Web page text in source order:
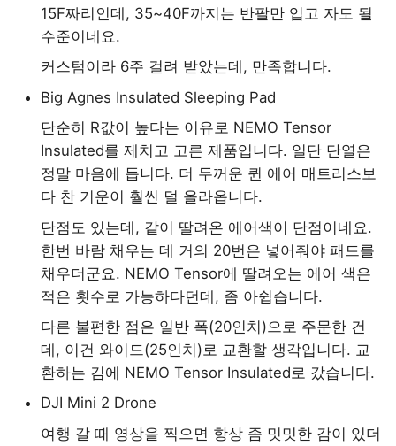
15F짜리인데, 35~40F까지는 반팔만 입고 자도 될
수준이네요.
커스텀이라 6주 걸려 받았는데, 만족합니다.
Big Agnes Insulated Sleeping Pad
단순히 R값이 높다는 이유로 NEMO Tensor
Insulated를 제치고 고른 제품입니다. 일단 단열은
정말 마음에 듭니다. 더 두꺼운 퀸 에어 매트리스보
다 찬 기운이 훨씬 덜 올라옵니다.
단점도 있는데, 같이 딸려온 에어색이 단점이네요.
한번 바람 채우는 데 거의 20번은 넣어줘야 패드를
채우더군요. NEMO Tensor에 딸려오는 에어 색은
적은 횟수로 가능하다던데, 좀 아쉽습니다.
다른 불편한 점은 일반 폭(20인치)으로 주문한 건
데, 이건 와이드(25인치)로 교환할 생각입니다. 교
환하는 김에 NEMO Tensor Insulated로 갔습니다.
DJI Mini 2 Drone
여행 갈 때 영상을 찍으면 항상 좀 밋밋한 감이 있더